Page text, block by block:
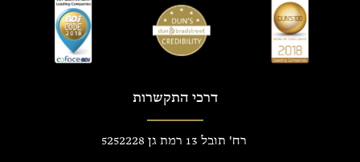
דרכי התקשרות
רח' תובל 13 רמת גן 5252228